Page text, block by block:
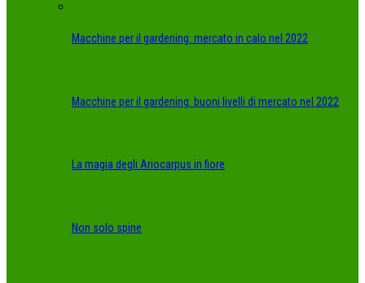
Macchine per il gardening: mercato in calo nel 2022
Macchine per il gardening: buoni livelli di mercato nel 2022
La magia degli Ariocarpus in fiore
Non solo spine